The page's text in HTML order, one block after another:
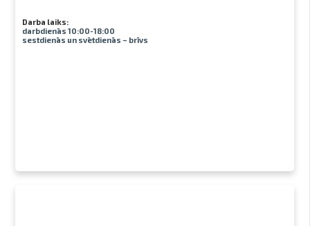
Darba laiks:
darbdienās 10:00-18:00
sestdienās un svētdienās – brīvs